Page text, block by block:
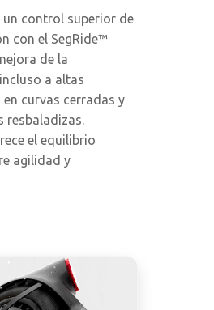
un control superior de
con el SegRide™
de la
a altas
curvas cerradas y
resbaladizas.
el equilibrio
agilidad y